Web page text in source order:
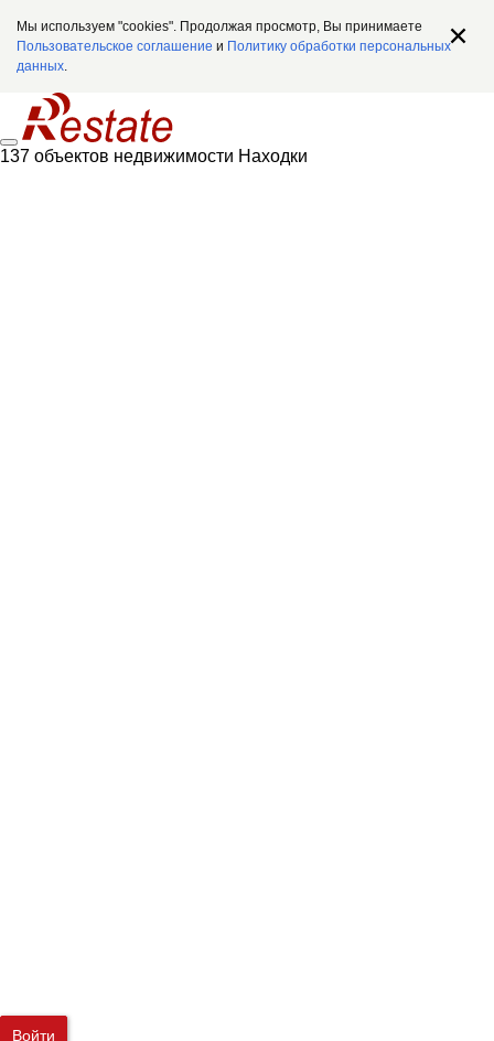
Мы используем "cookies". Продолжая просмотр, Вы принимаете
Пользовательское соглашение и Политику обработки персональных
данных.
137 объектов недвижимости Находки
Войти